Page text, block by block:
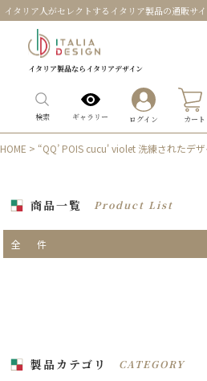
イタリア人がセレクトするイタリア製品の通販サイ
イタリア製品ならイタリアデザイン
検索 ギャラリー ログイン カート
HOME > “QQ’ POIS cucu' violet 洗練されたデ
商品一覧 Product List
全 件
製品カテゴリ CATEGORY